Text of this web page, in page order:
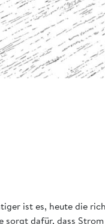
ist es, heute die
dafür, dass